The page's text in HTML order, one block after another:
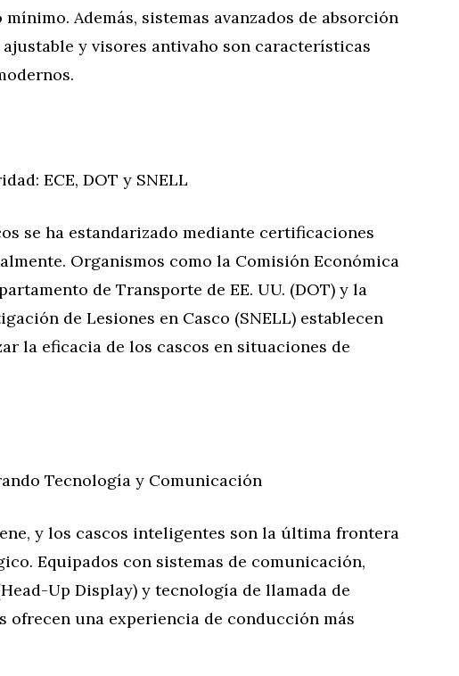
Además, sistemas avanzados de absorción
y visores antivaho son características
ECE, DOT y SNELL
se ha estandarizado mediante certificaciones
Organismos como la Comisión Económica
de Transporte de EE. UU. (DOT) y la
de Lesiones en Casco (SNELL) establecen
la eficacia de los cascos en situaciones de
Tecnología y Comunicación
y los cascos inteligentes son la última frontera
Equipados con sistemas de comunicación,
Up Display) y tecnología de llamada de
ofrecen una experiencia de conducción más